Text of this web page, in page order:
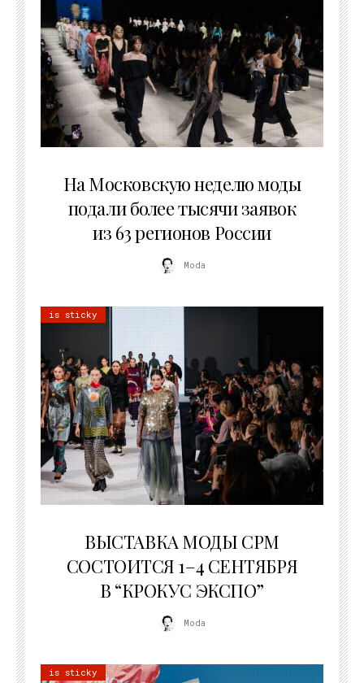
На Московскую неделю моды
подали более тысячи заявок
из 63 регионов России
Moda
is sticky
ВЫСТАВКА МОДЫ CPM
СОСТОИТСЯ 1–4 СЕНТЯБРЯ
В “КРОКУС ЭКСПО”
Moda
is sticky